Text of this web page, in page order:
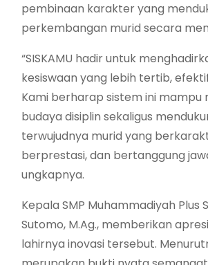
pembinaan karakter yang
perkembangan murid secara
“SISKAMU hadir untuk
kesiswaan yang lebih tertib,
Kami berharap sistem ini mampu
budaya disiplin sekaligus
terwujudnya murid yang
berprestasi, dan bertanggung
ungkapnya.
Kepala SMP Muhammadiyah Plus
Sutomo, M.Ag., memberikan
lahirnya inovasi tersebut.